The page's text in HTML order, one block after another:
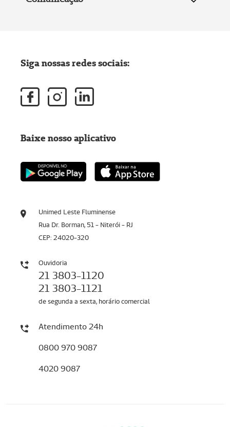
Unimed Leste Fluminense
Rua Dr. Borman, 51 - Niterói - RJ
CEP: 24020-320
Ouvidoria
21 3803-1120
21 3803-1121
de segunda a sexta, horário comercial
Atendimento 24h
0800 970 9087
4020 9087
Siga nossas redes sociais:
Baixe nosso aplicativo